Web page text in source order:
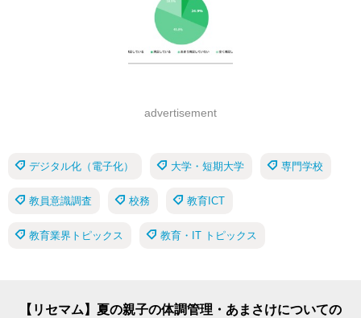
advertisement
デジタル化（電子化） 大学・短期大学 専門学校
教員意識調査 校務 教育ICT
教育業界トピックス 教育・IT トピックス
【リセマム】夏の親子の体調管理・あまさけについての